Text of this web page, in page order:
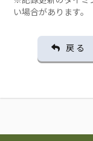
い場合があります。
戻 る